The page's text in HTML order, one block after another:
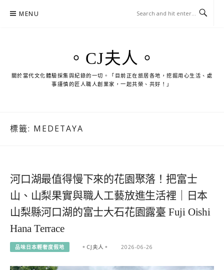
MENU
。CJ夫人。
關於當代文化體驗採集與紀錄的一切。「目前正在旅居各地，挖掘用心生活、處
事謹慎的匠人職人創業家，一起共榮、共好！」
標籤: MEDETAYA
河口湖最值得慢下來的花園聚落！把富士
山、山梨果實與職人工藝放進生活裡｜日本
山梨縣河口湖的富士大石花園露臺 Fuji Oishi
Hana Terrace
品味日本輕奢度假地 。CJ夫人。 2026-06-26